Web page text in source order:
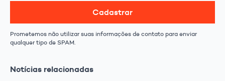
Cadastrar
Prometemos não utilizar suas informações de contato para enviar
qualquer tipo de SPAM.
Notícias relacionadas